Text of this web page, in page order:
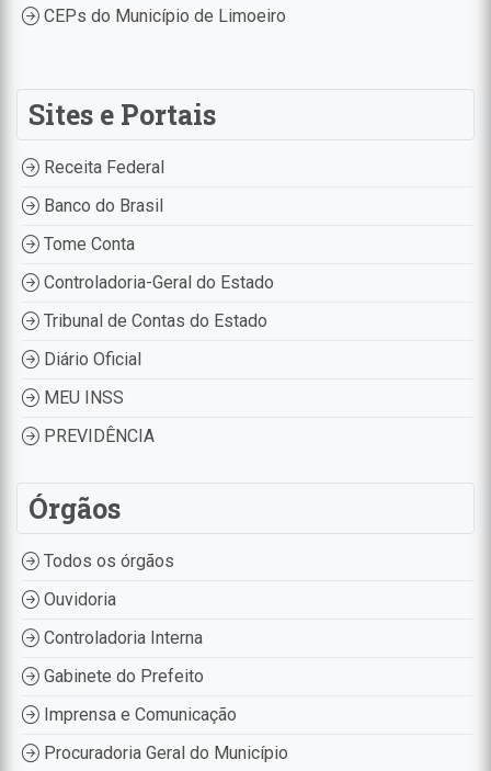
CEPs do Município de Limoeiro
Sites e Portais
Receita Federal
Banco do Brasil
Tome Conta
Controladoria-Geral do Estado
Tribunal de Contas do Estado
Diário Oficial
MEU INSS
PREVIDÊNCIA
Órgãos
Todos os órgãos
Ouvidoria
Controladoria Interna
Gabinete do Prefeito
Imprensa e Comunicação
Procuradoria Geral do Município